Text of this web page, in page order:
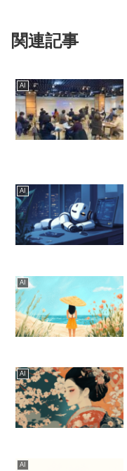
関連記事
AI
AI
AI
AI
AI